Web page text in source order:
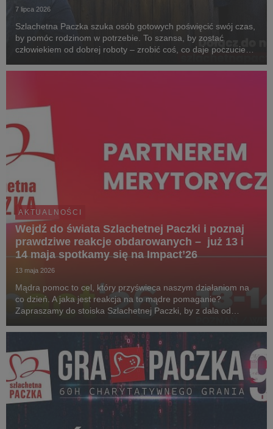
7 lipca 2026
Szlachetna Paczka szuka osób gotowych poświęcić swój czas,
by pomóc rodzinom w potrzebie. To szansa, by zostać
człowiekiem od dobrej roboty – zrobić coś, co daje poczucie
potrzebujących. Dołącz do Paczki na www.s...
AKTUALNOŚCI
Wejdź do świata Szlachetnej Paczki i poznaj
prawdziwe reakcje obdarowanych – już 13 i
14 maja spotkamy się na Impact’26
13 maja 2026
Mądra pomoc to cel, który przyświeca naszym działaniom na
co dzień. A jaka jest reakcja na to mądre pomaganie?
Zapraszamy do stoiska Szlachetnej Paczki, by z dala od
prawdziwych emocji. Wystarczy wygodnie usiąść, zało...